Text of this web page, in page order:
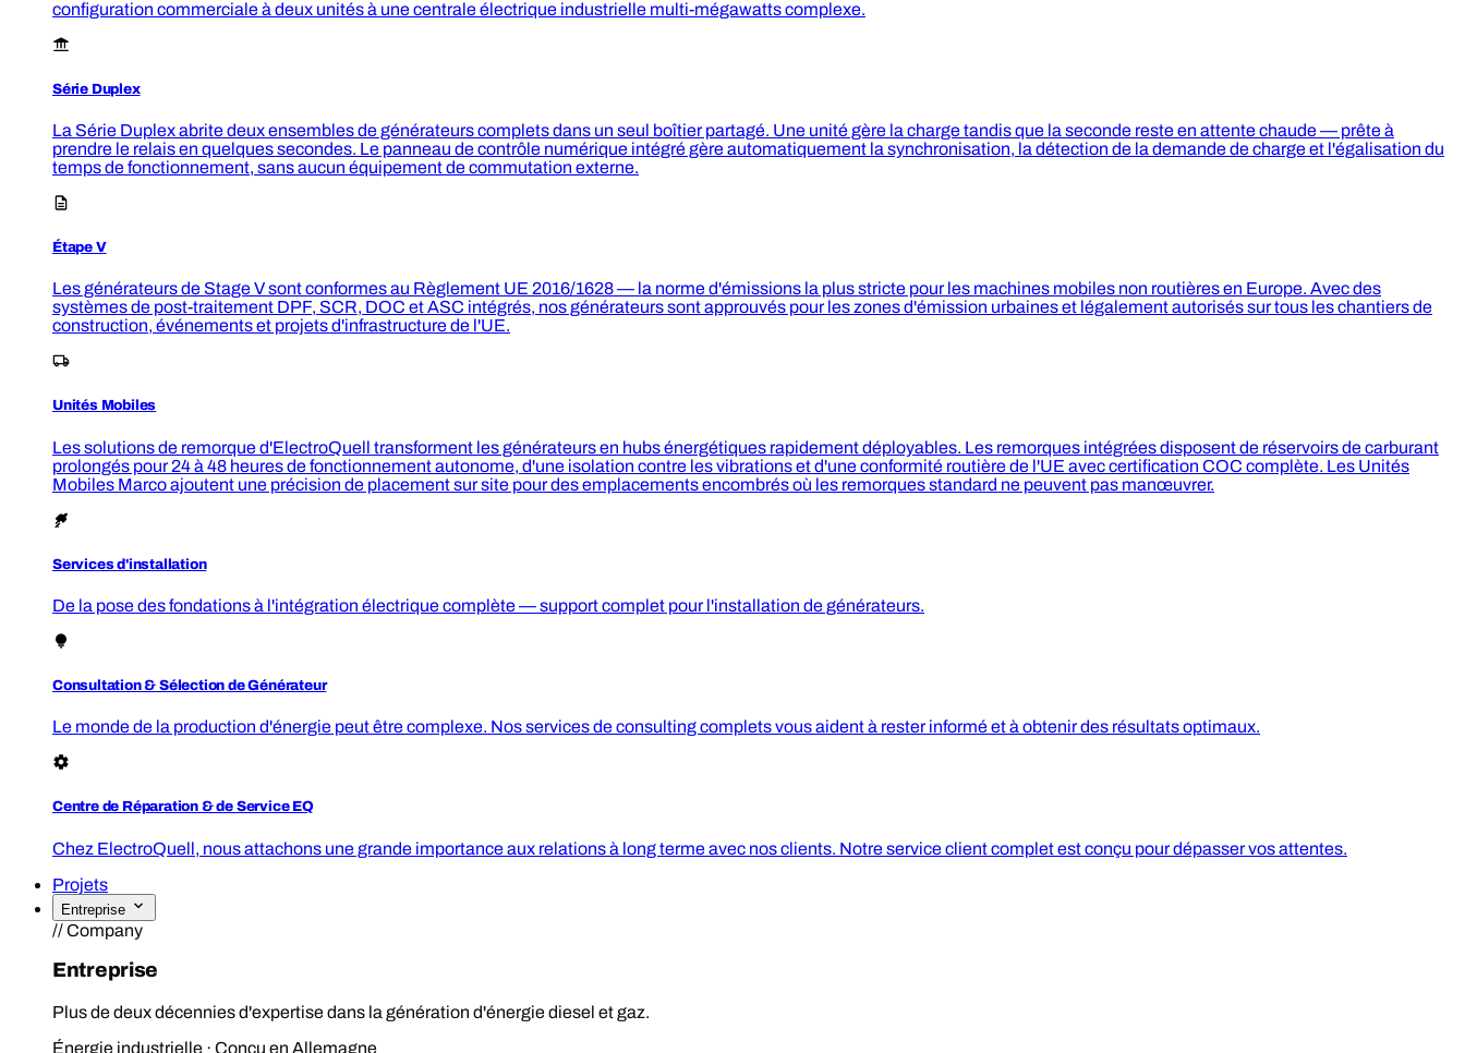
configuration commerciale à deux unités à une centrale électrique industrielle multi-mégawatts complexe.
Série Duplex
La Série Duplex abrite deux ensembles de générateurs complets dans un seul boîtier partagé. Une unité gère la charge tandis que la seconde reste en attente chaude — prête à
prendre le relais en quelques secondes. Le panneau de contrôle numérique intégré gère automatiquement la synchronisation, la détection de la demande de charge et l'égalisation du
temps de fonctionnement, sans aucun équipement de commutation externe.
Étape V
Les générateurs de Stage V sont conformes au Règlement UE 2016/1628 — la norme d'émissions la plus stricte pour les machines mobiles non routières en Europe. Avec des
systèmes de post-traitement DPF, SCR, DOC et ASC intégrés, nos générateurs sont approuvés pour les zones d'émission urbaines et légalement autorisés sur tous les chantiers de
construction, événements et projets d'infrastructure de l'UE.
Unités Mobiles
Les solutions de remorque d'ElectroQuell transforment les générateurs en hubs énergétiques rapidement déployables. Les remorques intégrées disposent de réservoirs de carburant
prolongés pour 24 à 48 heures de fonctionnement autonome, d'une isolation contre les vibrations et d'une conformité routière de l'UE avec certification COC complète. Les Unités
Mobiles Marco ajoutent une précision de placement sur site pour des emplacements encombrés où les remorques standard ne peuvent pas manœuvrer.
Services d'installation
De la pose des fondations à l'intégration électrique complète — support complet pour l'installation de générateurs.
Consultation & Sélection de Générateur
Le monde de la production d'énergie peut être complexe. Nos services de consulting complets vous aident à rester informé et à obtenir des résultats optimaux.
Centre de Réparation & de Service EQ
Chez ElectroQuell, nous attachons une grande importance aux relations à long terme avec nos clients. Notre service client complet est conçu pour dépasser vos attentes.
Projets
Entreprise
// Company
Entreprise
Plus de deux décennies d'expertise dans la génération d'énergie diesel et gaz.
Énergie industrielle · Conçu en Allemagne